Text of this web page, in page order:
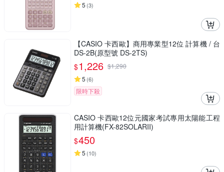
5 (3)
【CASIO 卡西歐】商用專業型12位 計算機 / 台
DS-2B(原型號 DS-2TS)
$1,226 $1,290
5 (6)
限時下殺
CASIO 卡西歐12位元國家考試專用太陽能工程
用計算機(FX-82SOLARII)
$450
5 (10)